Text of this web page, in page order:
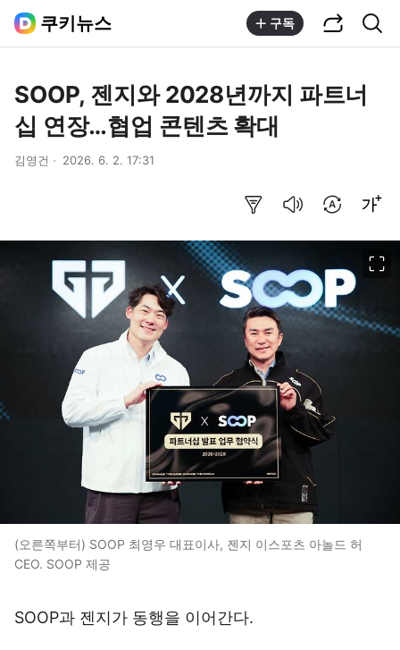
쿠키뉴스 구독
SOOP, 젠지와 2028년까지 파트너
십 연장…협업 콘텐츠 확대
김영건 2026. 6. 2. 17:31
(오른쪽부터) SOOP 최영우 대표이사, 젠지 이스포츠 아놀드 허
CEO. SOOP 제공
SOOP과 젠지가 동행을 이어간다.